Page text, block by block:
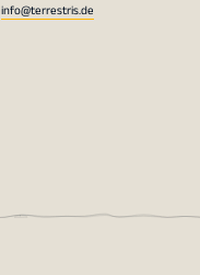
info@terrestris.de